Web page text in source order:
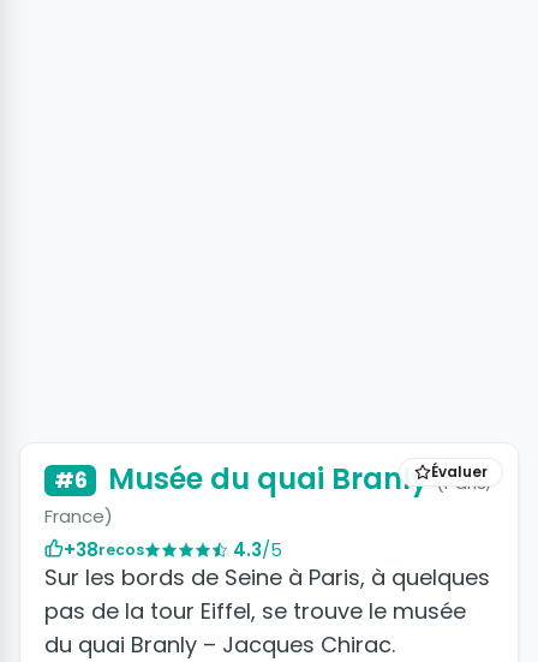
Évaluer
#6 Musée du quai Branly(Paris,
France)
+38recos 4.3/5
Sur les bords de Seine à Paris, à quelques
pas de la tour Eiffel, se trouve le musée
du quai Branly – Jacques Chirac.